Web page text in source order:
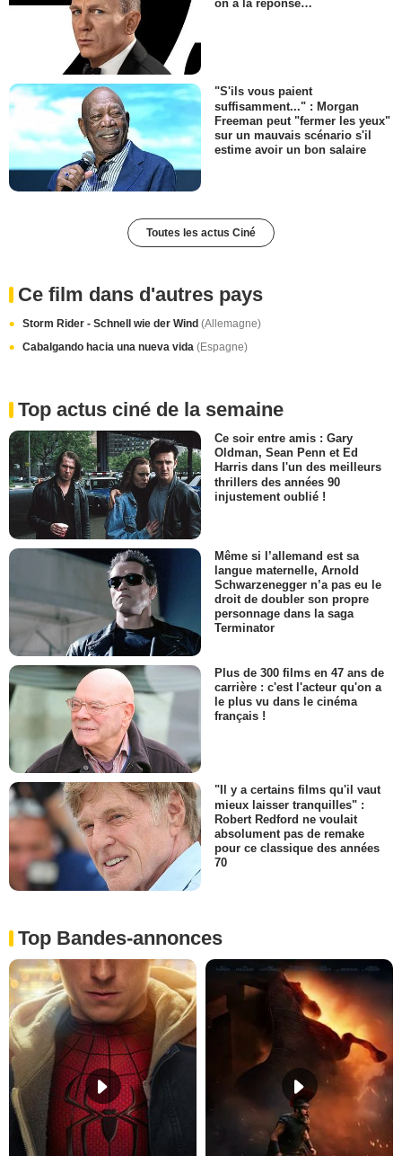
on a la réponse…
"S'ils vous paient
suffisamment..." : Morgan
Freeman peut "fermer les yeux"
sur un mauvais scénario s'il
estime avoir un bon salaire
Toutes les actus Ciné
Ce film dans d'autres pays
Storm Rider - Schnell wie der Wind (Allemagne)
Cabalgando hacia una nueva vida (Espagne)
Top actus ciné de la semaine
Ce soir entre amis : Gary
Oldman, Sean Penn et Ed
Harris dans l'un des meilleurs
thrillers des années 90
injustement oublié !
Même si l’allemand est sa
langue maternelle, Arnold
Schwarzenegger n’a pas eu le
droit de doubler son propre
personnage dans la saga
Terminator
Plus de 300 films en 47 ans de
carrière : c'est l'acteur qu'on a
le plus vu dans le cinéma
français !
"Il y a certains films qu'il vaut
mieux laisser tranquilles" :
Robert Redford ne voulait
absolument pas de remake
pour ce classique des années
70
Top Bandes-annonces